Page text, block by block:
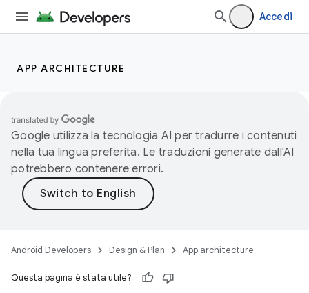
Accedi
APP ARCHITECTURE
Google utilizza la tecnologia AI per tradurre i contenuti
nella tua lingua preferita. Le traduzioni generate dall'AI
potrebbero contenere errori.
Android Developers Design & Plan App architecture
Questa pagina è stata utile?